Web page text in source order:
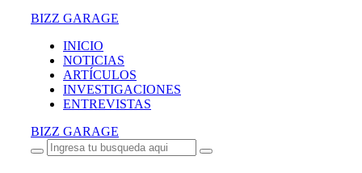
BIZZ GARAGE
INICIO
NOTICIAS
ARTÍCULOS
INVESTIGACIONES
ENTREVISTAS
BIZZ GARAGE